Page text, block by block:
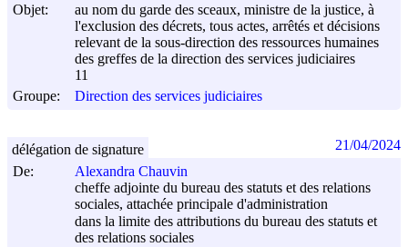
Objet:
au nom du garde des sceaux, ministre de la justice, à
l'exclusion des décrets, tous actes, arrêtés et décisions
relevant de la sous-direction des ressources humaines
des greffes de la direction des services judiciaires
11
Groupe:
Direction des services judiciaires
De:
Alexandra Chauvin
cheffe adjointe du bureau des statuts et des relations
sociales, attachée principale d'administration
dans la limite des attributions du bureau des statuts et
des relations sociales
délégation de signature 21/04/2024